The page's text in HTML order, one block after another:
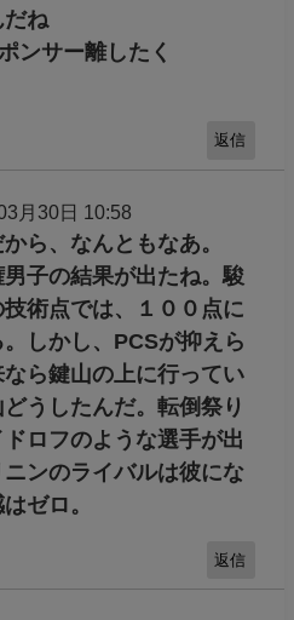
だね
ンサー離したく
返信
月30日 10:58
ら、なんともなあ。
子の結果が出たね。駿
術点では、１００点に
しかし、PCSが抑えら
ら鍵山の上に行ってい
うしたんだ。転倒祭り
ロフのような選手が出
ンのライバルは彼にな
ゼロ。
返信